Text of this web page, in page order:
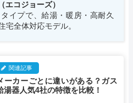
エコジョーズ）
イプで、給湯・暖房・高耐久
宅全体対応モデル。
関連記事
ーカーごとに違いがある？ガス
湯器人気4社の特徴を比較！